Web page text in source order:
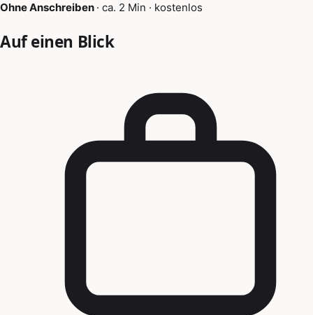
Ohne Anschreiben · ca. 2 Min · kostenlos
Auf einen Blick